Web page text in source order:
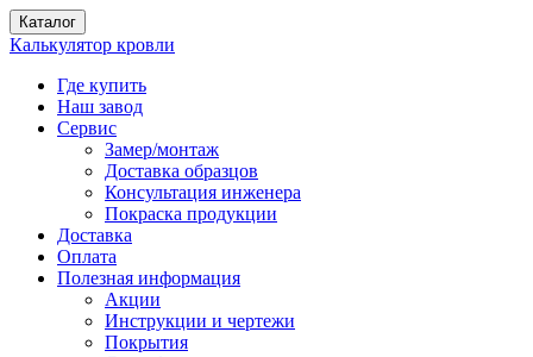
Каталог
Калькулятор кровли
Где купить
Наш завод
Сервис
Замер/монтаж
Доставка образцов
Консультация инженера
Покраска продукции
Доставка
Оплата
Полезная информация
Акции
Инструкции и чертежи
Покрытия